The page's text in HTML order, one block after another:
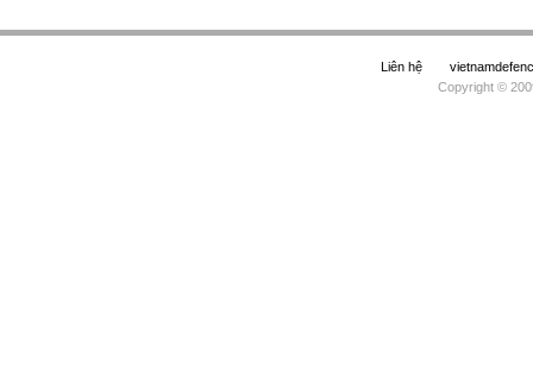
Liên hệ
Copyright ©